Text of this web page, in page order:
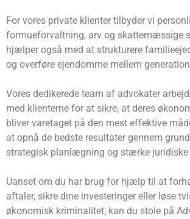
For vores private klienter tilbyder vi
formueforvaltning, arv og skattemæssige
hjælper også med at strukturere
og overføre ejendomme mellem
Vores dedikerede team af advokater
med klienterne for at sikre, at deres
bliver varetaget på den mest effektive
at opnå de bedste resultater gennem
strategisk planlægning og stærke
Uanset om du har brug for hjælp til at
aftaler, sikre dine investeringer eller løse
økonomisk kriminalitet, kan du stole på